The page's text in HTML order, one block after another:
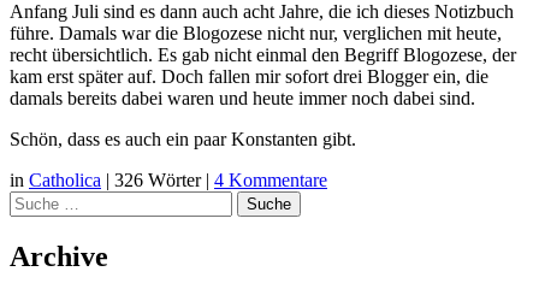
Anfang Juli sind es dann auch acht Jahre, die ich dieses Notizbuch
führe. Damals war die Blogozese nicht nur, verglichen mit heute,
recht übersichtlich. Es gab nicht einmal den Begriff Blogozese, der
kam erst später auf. Doch fallen mir sofort drei Blogger ein, die
damals bereits dabei waren und heute immer noch dabei sind.
Schön, dass es auch ein paar Konstanten gibt.
in Catholica | 326 Wörter | 4 Kommentare
Suche
Archive